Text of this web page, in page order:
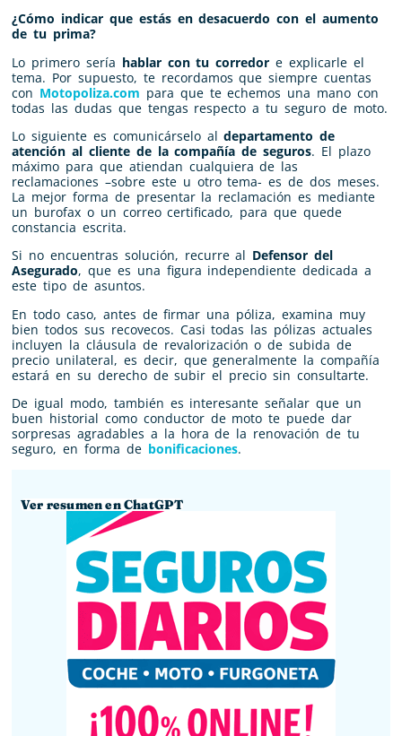
¿Cómo indicar que estás en desacuerdo con el aumento
de tu prima?
Lo primero sería hablar con tu corredor e explicarle el
tema. Por supuesto, te recordamos que siempre cuentas
con Motopoliza.com para que te echemos una mano con
todas las dudas que tengas respecto a tu seguro de moto.
Lo siguiente es comunicárselo aldepartamento de
atención al cliente de la compañía de seguros. El plazo
máximo para que atiendan cualquiera de las
reclamaciones –sobre este u otro tema- es de dos meses.
La mejor forma de presentar la reclamación es mediante
un burofax o un correo certificado, para que quede
constancia escrita.
Si no encuentras solución, recurre al Defensor del
Asegurado, que es una figura independiente dedicada a
este tipo de asuntos.
En todo caso, antes de firmar una póliza, examina muy
bien todos sus recovecos. Casi todas las pólizas actuales
incluyen la cláusula de revalorización o de subida de
precio unilateral, es decir, que generalmente la compañía
estará en su derecho de subir el precio sin consultarte.
De igual modo, también es interesante señalar que un
buen historial como conductor de moto te puede dar
sorpresas agradables a la hora de la renovación de tu
seguro, en forma de bonificaciones.
Ver resumen en ChatGPT